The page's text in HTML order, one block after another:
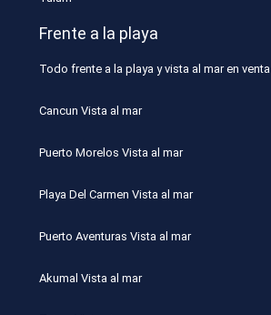
Frente a la playa
Todo frente a la playa y vista al mar en venta
Cancun Vista al mar
Puerto Morelos Vista al mar
Playa Del Carmen Vista al mar
Puerto Aventuras Vista al mar
Akumal Vista al mar